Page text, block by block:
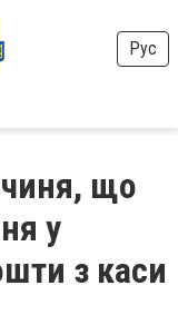
Рус
що
у
з каси